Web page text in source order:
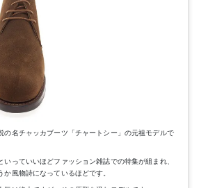
の名チャッカブーツ「チャートシー」の元祖モデルで
いっていいほどファッション雑誌での特集が組まれ、
か風物詩になっているほどです。